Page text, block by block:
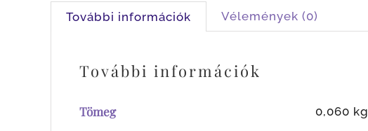
További információk Vélemények (0)
További információk
Tömeg 0,060 kg